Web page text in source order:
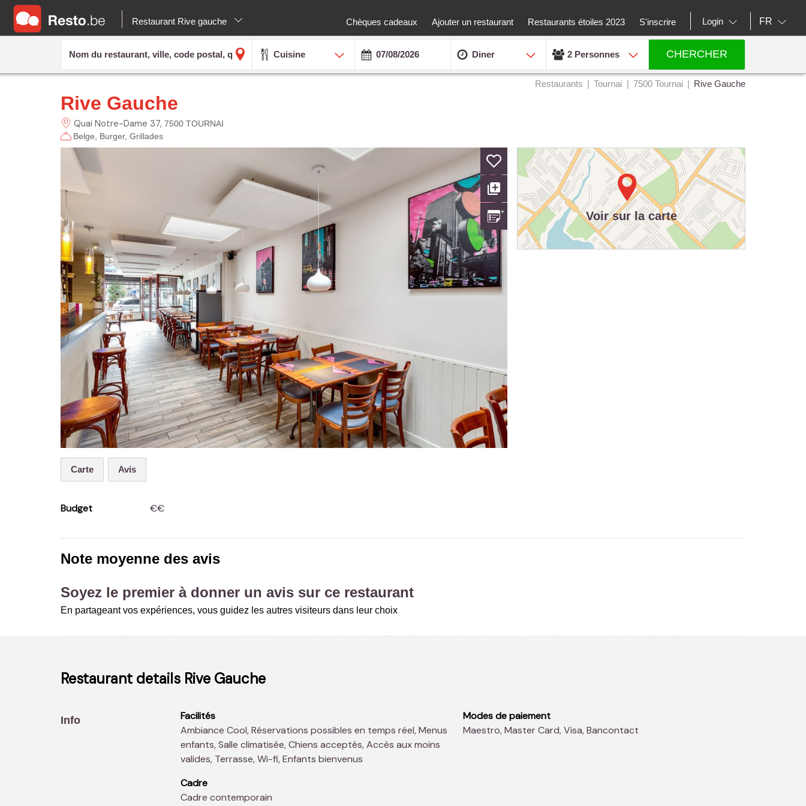
Restaurant Rive gauche Chèques cadeaux Ajouter un restaurant Restaurants étoiles 2023 S'inscrire Login FR
Cuisine Diner 2 Personnes CHERCHER
Restaurants Tournai 7500 Tournai Rive Gauche
Rive Gauche
Quai Notre-Dame 37 7500 TOURNAI
Belge
Burger Grillades
Carte Avis
Budget €€
Voir sur la carte
Note moyenne des avis
Soyez le premier à donner un avis sur ce restaurant
En partageant vos expériences, vous guidez les autres visiteurs dans leur choix
Restaurant details Rive Gauche
Info
Facilités
Ambiance Cool, Réservations possibles en temps réel, Menus
enfants, Salle climatisée, Chiens acceptés, Accès aux moins
valides, Terrasse, Wi-fi, Enfants bienvenus
Cadre
Cadre contemporain
Modes de paiement
Maestro, Master Card, Visa, Bancontact